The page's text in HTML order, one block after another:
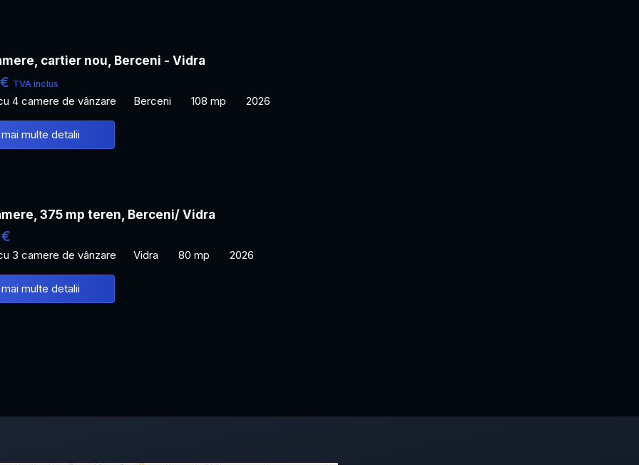
cartier nou, Berceni - Vidra
TVA inclus
4 camere de vânzare Berceni 108 mp 2026
multe detalii
375 mp teren, Berceni/ Vidra
3 camere de vânzare Vidra 80 mp 2026
multe detalii